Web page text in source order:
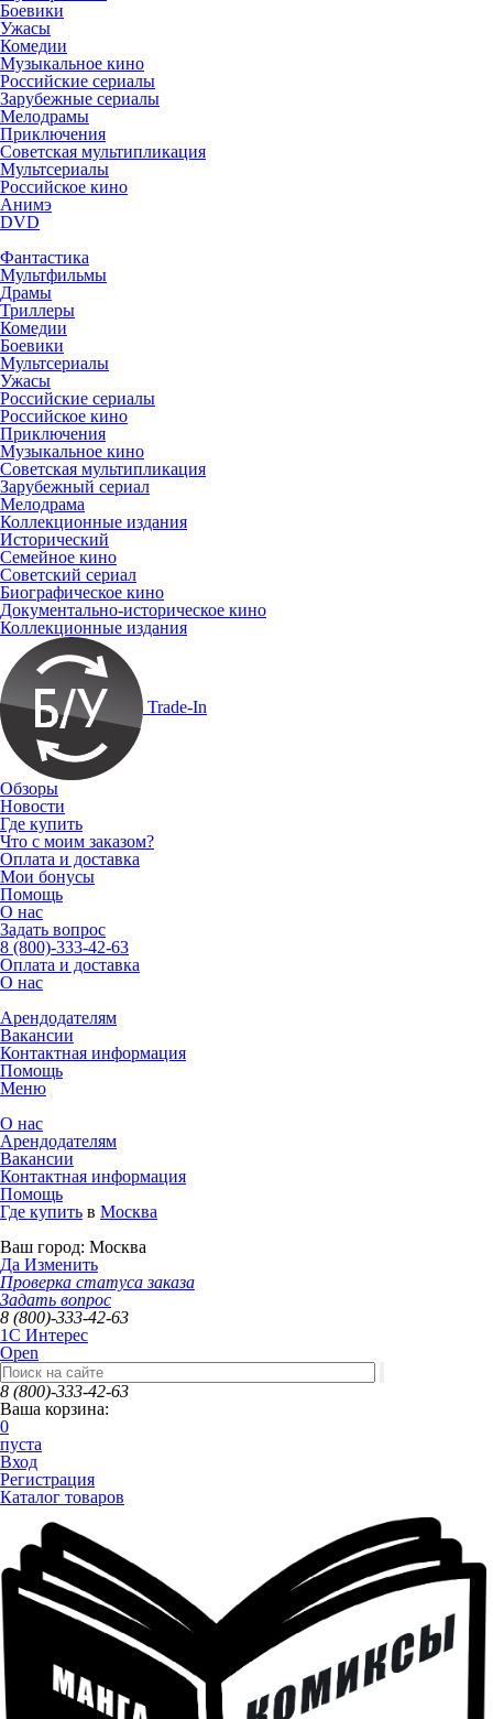
Боевики
Ужасы
Комедии
Музыкальное кино
Российские сериалы
Зарубежные сериалы
Мелодрамы
Приключения
Советская мультипликация
Мультсериалы
Российское кино
Анимэ
DVD
Фантастика
Мультфильмы
Драмы
Триллеры
Комедии
Боевики
Мультсериалы
Ужасы
Российские сериалы
Российское кино
Приключения
Музыкальное кино
Советская мультипликация
Зарубежный сериал
Мелодрама
Коллекционные издания
Исторический
Семейное кино
Советский сериал
Биографическое кино
Документально-историческое кино
Коллекционные издания
Trade-In
Обзоры
Новости
Где купить
Что с моим заказом?
Оплата и доставка
Мои бонусы
Помощь
О нас
Задать вопрос
8 (800)-333-42-63
Оплата и доставка
О нас
Арендодателям
Вакансии
Контактная информация
Помощь
Меню
О нас
Арендодателям
Вакансии
Контактная информация
Помощь
Где купить в Москва
Ваш город: Москва
Да Изменить
Проверка статуса заказа
Задать вопрос
8 (800)-333-42-63
1C Интерес
Open
8 (800)-333-42-63
Ваша корзина:
0
пуста
Вход
Регистрация
Каталог товаров